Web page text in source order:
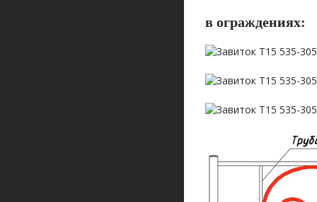
в ограждениях: